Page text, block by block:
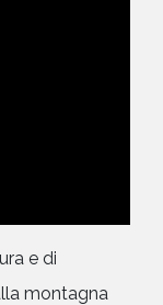
e di
montagna